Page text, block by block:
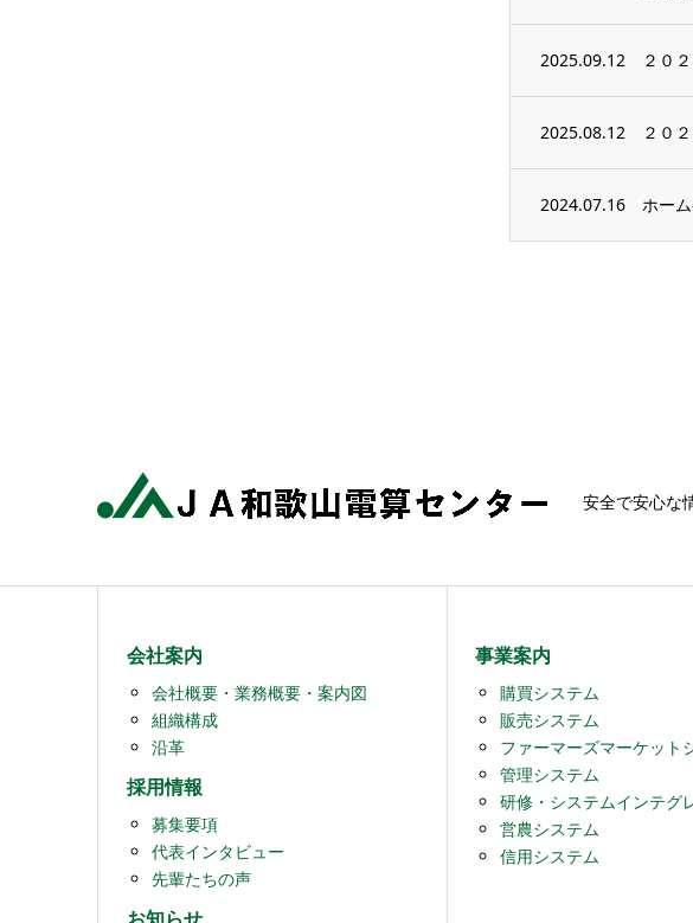
2025.09.12 ２０
2025.08.12 ２０
2024.07.16 ホー
安全で安心な
会社案内
会社概要・業務概要・案内図
組織構成
沿革
採用情報
募集要項
代表インタビュー
先輩たちの声
事業案内
購買システム
販売システム
ファーマーズマーケット
管理システム
研修・システムインテグ
営農システム
信用システム